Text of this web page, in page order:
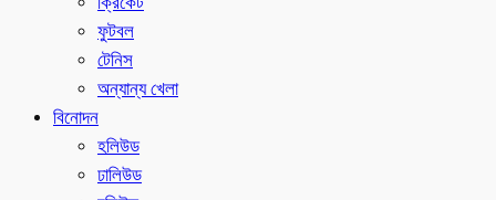
ফুটবল
টেনিস
অন্যান্য খেলা
বিনোদন
হলিউড
ঢালিউড